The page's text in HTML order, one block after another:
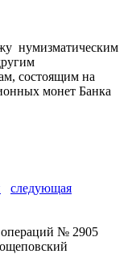
нумизматическим
состоящим на
монет Банка
следующая
операций № 2905